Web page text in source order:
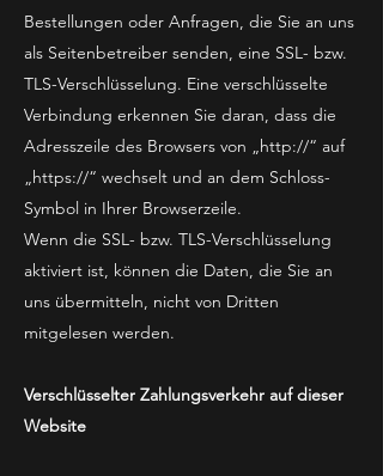
Bestellungen oder Anfragen, die Sie an uns
als Seitenbetreiber senden, eine SSL- bzw.
TLS-Verschlüsselung. Eine verschlüsselte
Verbindung erkennen Sie daran, dass die
Adresszeile des Browsers von „http://“ auf
„https://“ wechselt und an dem Schloss-
Symbol in Ihrer Browserzeile.
Wenn die SSL- bzw. TLS-Verschlüsselung
aktiviert ist, können die Daten, die Sie an
uns übermitteln, nicht von Dritten
mitgelesen werden.
Verschlüsselter Zahlungsverkehr auf dieser
Website